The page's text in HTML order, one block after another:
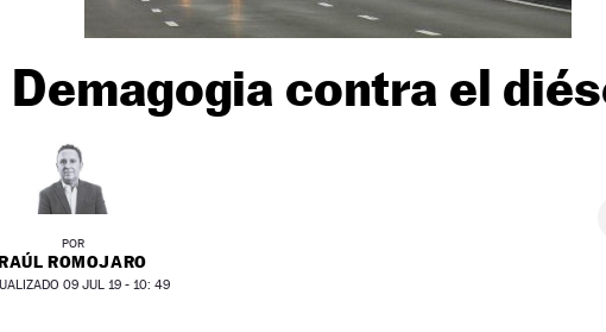
Demagogia contra el
POR
ROMOJARO
09 JUL 19 - 10: 49